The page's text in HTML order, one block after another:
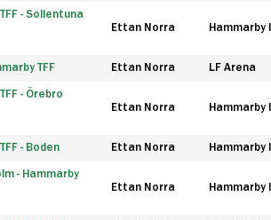
- Sollentuna
Ettan Norra Hammarby
TFF Ettan Norra LF Arena
- Örebro
Ettan Norra Hammarby
- Boden Ettan Norra Hammarby
- Hammarby
Ettan Norra Hammarby